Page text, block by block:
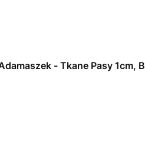
- Tkane Pasy 1cm,